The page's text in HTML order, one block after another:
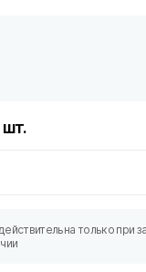
шт.
только при